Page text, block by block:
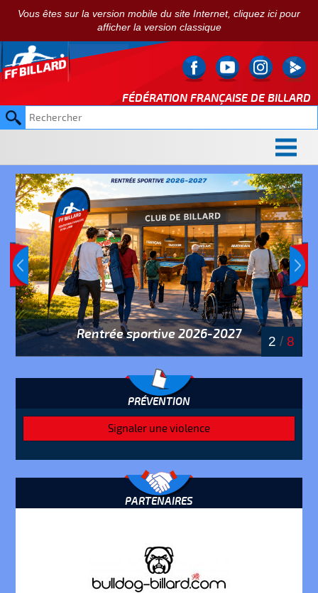
Vous êtes sur la version mobile du site Internet, cliquez ici pour
afficher la version classique
FÉDÉRATION FRANÇAISE DE BILLARD
Rentrée sportive 2026-2027 2 /8
PRÉVENTION
Signaler une violence
PARTENAIRES